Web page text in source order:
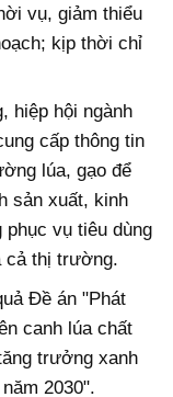
vụ, giảm thiểu
kịp thời chỉ
hiệp hội ngành
cấp thông tin
lúa, gạo để
sản xuất, kinh
phục vụ tiêu dùng
cả thị trường.
Đề án "Phát
canh lúa chất
trưởng xanh
2030".